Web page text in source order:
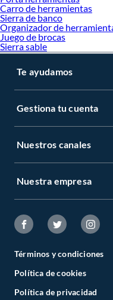
Carro de herramientas
Sierra de banco
Organizador de
Juego de brocas
Sierra sable
Te ayudamos
Gestiona tu cuenta
Nuestros canales
Nuestra empresa
Términos y condiciones
Política de cookies
Política de privacidad